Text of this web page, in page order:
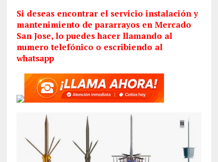
Si deseas encontrar el servicio instalacióny
mantenimiento de pararrayos en Mercado
San Jose, lo puedes hacer llamando al
numero telefónico o escribiendo al
whatsapp